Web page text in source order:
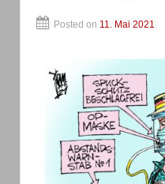
Posted on 11. Mai 2021